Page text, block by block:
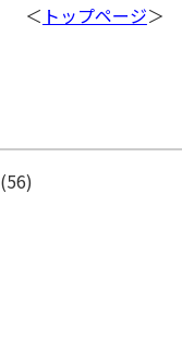
＜ トップページ＞
(56)